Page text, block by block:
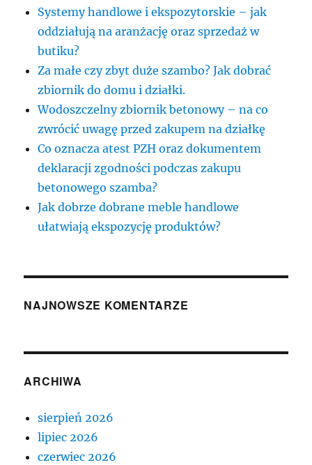
Systemy handlowe i ekspozytorskie – jak
oddziałują na aranżację oraz sprzedaż w
butiku?
Za małe czy zbyt duże szambo? Jak dobrać
zbiornik do domu i działki.
Wodoszczelny zbiornik betonowy – na co
zwrócić uwagę przed zakupem na działkę
Co oznacza atest PZH oraz dokumentem
deklaracji zgodności podczas zakupu
betonowego szamba?
Jak dobrze dobrane meble handlowe
ułatwiają ekspozycję produktów?
NAJNOWSZE KOMENTARZE
ARCHIWA
sierpień 2026
lipiec 2026
czerwiec 2026